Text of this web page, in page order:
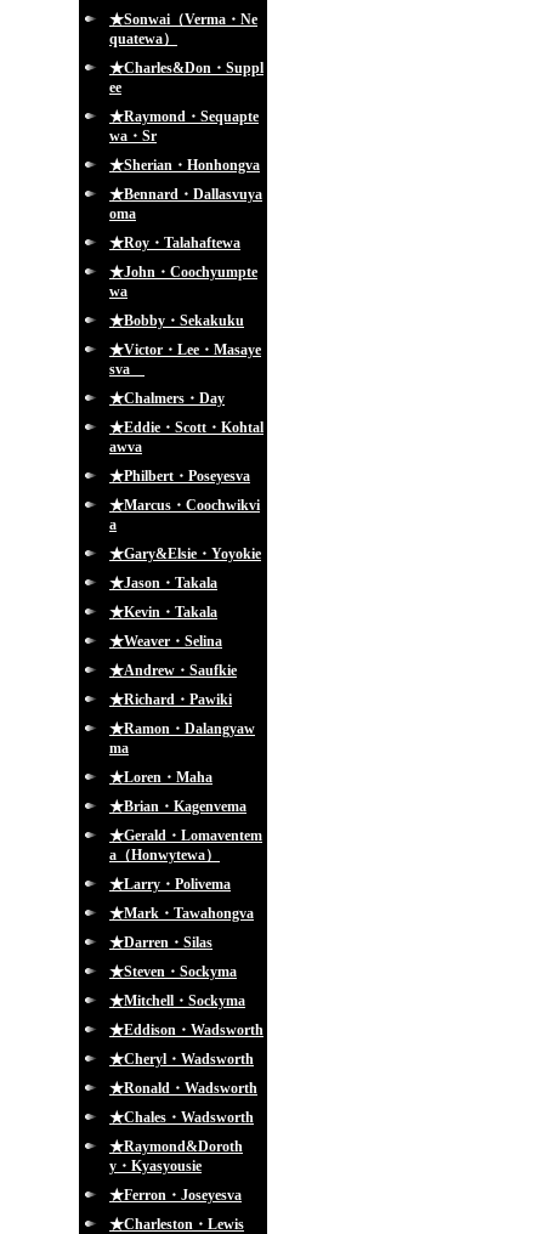
★Sonwai（Verma・Ne
quatewa）
★Charles&Don・Suppl
ee
★Raymond・Sequapte
wa・Sr
★Sherian・Honhongva
★Bennard・Dallasvuya
oma
★Roy・Talahaftewa
★John・Coochyumpte
wa
★Bobby・Sekakuku
★Victor・Lee・Masaye
sva
★Chalmers・Day
★Eddie・Scott・Kohtal
awva
★Philbert・Poseyesva
★Marcus・Coochwikvi
a
★Gary&Elsie・Yoyokie
★Jason・Takala
★Kevin・Takala
★Weaver・Selina
★Andrew・Saufkie
★Richard・Pawiki
★Ramon・Dalangyaw
ma
★Loren・Maha
★Brian・Kagenvema
★Gerald・Lomaventem
a（Honwytewa）
★Larry・Polivema
★Mark・Tawahongva
★Darren・Silas
★Steven・Sockyma
★Mitchell・Sockyma
★Eddison・Wadsworth
★Cheryl・Wadsworth
★Ronald・Wadsworth
★Chales・Wadsworth
★Raymond&Doroth
y・Kyasyousie
★Ferron・Joseyesva
★Charleston・Lewis